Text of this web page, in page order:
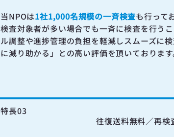
当NPOは1社1,000名規模の一斉検査も行って
検査対象者が多い場合でも一斉に検査を行う
ル調整や進捗管理の負担を軽減しスムーズに
に減り助かる」との高い評価を頂いております
特長03
往復送料無料／再検